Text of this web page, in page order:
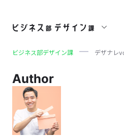
デザナレ
ビジネス部デザイン課 デザナレ
Author